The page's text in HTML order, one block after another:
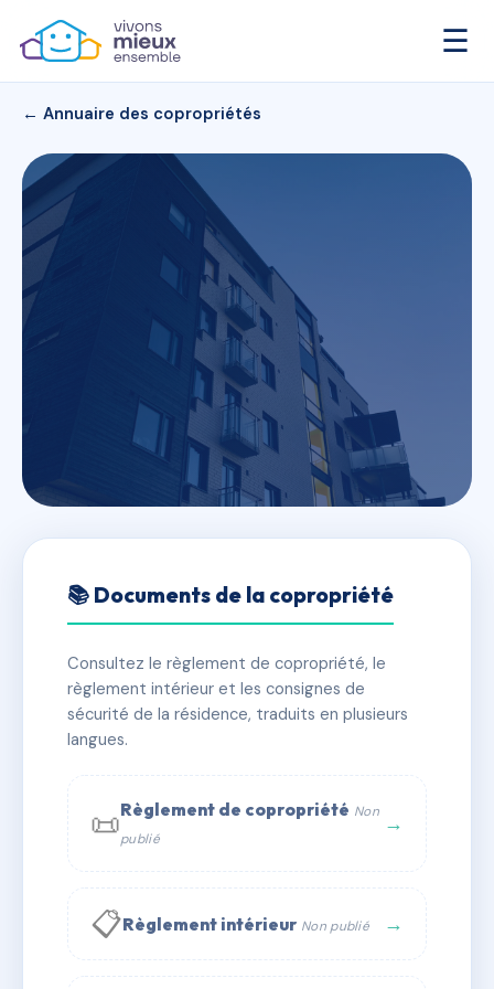
☰
← Annuaire des copropriétés
42 RUE DES
BERGERONNETTES
📍 42 r des bergeronnettes 50770 Pirou
✓ Immatriculée 🏠 10 lots 🏗 1 bâtiment(s)
📞 Contacter Syndic Digital 💬 WhatsApp
✉ Email
📚 Documents de la copropriété
Consultez le règlement de copropriété, le
règlement intérieur et les consignes de
sécurité de la résidence, traduits en plusieurs
langues.
📜Règlement de copropriété Non
publié
→
📋Règlement intérieur Non publié →